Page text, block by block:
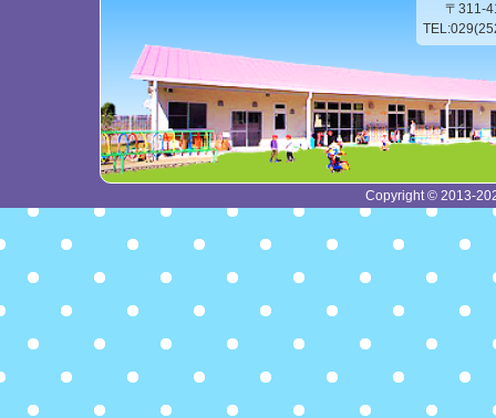
〒311-
Copyright © 2013-